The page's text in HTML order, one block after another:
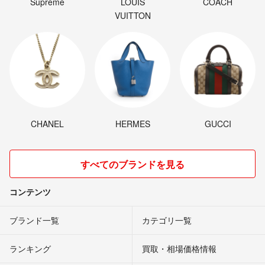
VUITTON
CHANEL HERMES GUCCI
すべてのブランドを見る
コンテンツ
ブランド一覧 カテゴリ一覧
ランキング 買取・相場価格情報